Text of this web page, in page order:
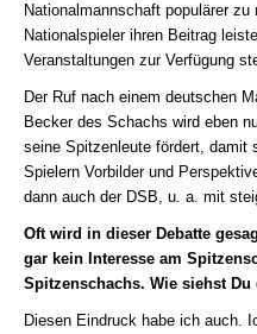
Nationalmannschaft populärer
Nationalspieler ihren Beitrag
Veranstaltungen zur Verfügung
Der Ruf nach einem deutschen
Becker des Schachs wird eben
seine Spitzenleute fördert, damit
Spielern Vorbilder und
dann auch der DSB, u. a. mit
Oft wird in dieser Debatte
gar kein Interesse am
Spitzenschachs. Wie siehst Du
Diesen Eindruck habe ich auch.